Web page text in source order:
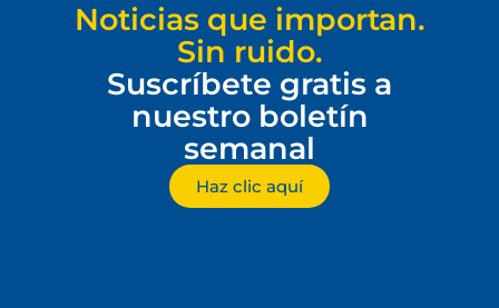
Noticias que importan.
Sin ruido.
Suscríbete gratis a
nuestro boletín
semanal
Haz clic aquí